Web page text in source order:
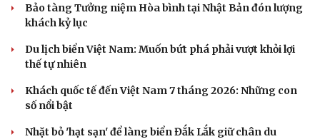
Bảo tàng Tưởng niệm Hòa bình tại Nhật Bản đón lượng
khách kỷ lục
Du lịch biển Việt Nam: Muốn bứt phá phải vượt khỏi lợi
thế tự nhiên
Khách quốc tế đến Việt Nam 7 tháng 2026: Những con
số nổi bật
Nhặt bỏ 'hạt sạn' để làng biển Đắk Lắk giữ chân du